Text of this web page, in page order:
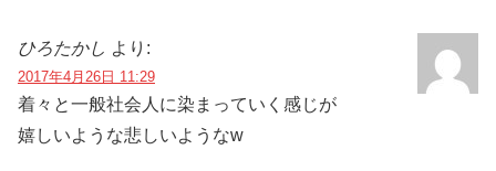
ひろたかし より:
2017年4月26日 11:29
着々と一般社会人に染まっていく感じが
嬉しいような悲しいようなw